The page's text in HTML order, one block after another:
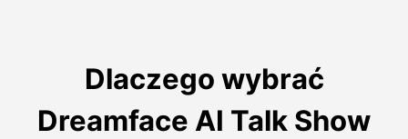
Dlaczego wybrać
Dreamface AI Talk Show